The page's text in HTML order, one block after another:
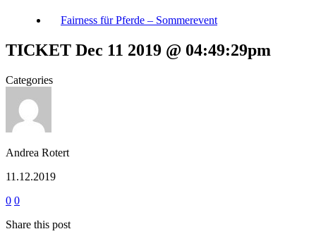
Fairness für Pferde – Sommerevent
TICKET Dec 11 2019 @ 04:49:29pm
Categories
Andrea Rotert
11.12.2019
0 0
Share this post